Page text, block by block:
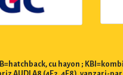
cu hayon ;